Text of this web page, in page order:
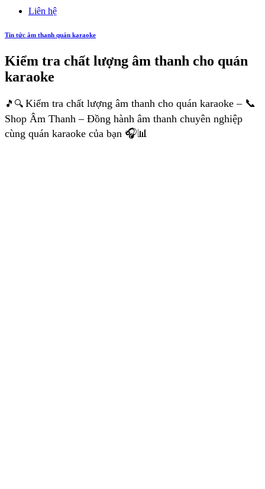
Liên hệ
Tin tức âm thanh quán karaoke
Kiểm tra chất lượng âm thanh cho quán
karaoke
🎵🔍 Kiểm tra chất lượng âm thanh cho quán karaoke – 📞
Shop Âm Thanh – Đồng hành âm thanh chuyên nghiệp
cùng quán karaoke của bạn 🎧📊